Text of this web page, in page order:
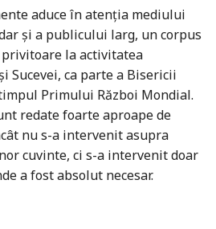
aduce în atenția mediului
și a publicului larg, un corpus
la activitatea
Sucevei, ca parte a Bisericii
Primului Război Mondial.
redate foarte aproape de
nu s-a intervenit asupra
cuvinte, ci s-a intervenit doar
a fost absolut necesar.